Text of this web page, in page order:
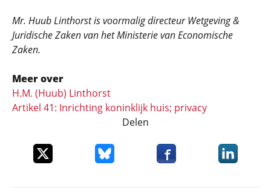
Mr. Huub Linthorst is voormalig directeur Wetgeving &
Juridische Zaken van het Ministerie van Economische
Zaken.
Meer over
H.M. (Huub) Linthorst
Artikel 41: Inrichting koninklijk huis; privacy
Delen
Deel dit item op XDeel dit item op Bluesky
Deel dit item opDeel dit